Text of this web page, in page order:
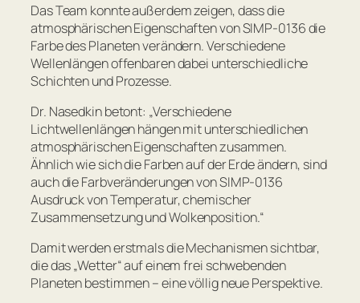
Das Team konnte außerdem zeigen, dass die
atmosphärischen Eigenschaften von SIMP-0136 die
Farbe des Planeten verändern. Verschiedene
Wellenlängen offenbaren dabei unterschiedliche
Schichten und Prozesse.
Dr. Nasedkin betont: „Verschiedene
Lichtwellenlängen hängen mit unterschiedlichen
atmosphärischen Eigenschaften zusammen.
Ähnlich wie sich die Farben auf der Erde ändern, sind
auch die Farbveränderungen von SIMP-0136
Ausdruck von Temperatur, chemischer
Zusammensetzung und Wolkenposition.“
Damit werden erstmals die Mechanismen sichtbar,
die das „Wetter“ auf einem frei schwebenden
Planeten bestimmen – eine völlig neue Perspektive.